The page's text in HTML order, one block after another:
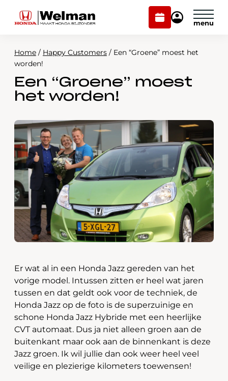
Plan
onderhoud
Mijn
Modellen
Voorraad
Over ons
Webshop
Contact
Plan onderhoud
Home / Happy Customers / Een “Groene” moest het
worden!
Een “Groene” moest
het worden!
Er wat al in een Honda Jazz gereden van het
vorige model. Intussen zitten er heel wat jaren
tussen en dat geldt ook voor de techniek, de
Honda Jazz op de foto is de superzuinige en
schone Honda Jazz Hybride met een heerlijke
CVT automaat. Dus ja niet alleen groen aan de
buitenkant maar ook aan de binnenkant is deze
Jazz groen. Ik wil jullie dan ook weer heel veel
veilige en plezierige kilometers toewensen!